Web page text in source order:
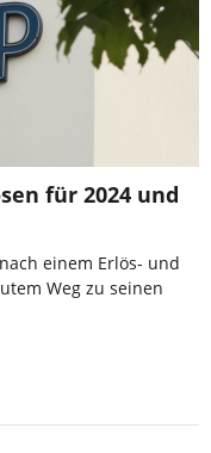
für 2024 und
einem Erlös- und
Weg zu seinen